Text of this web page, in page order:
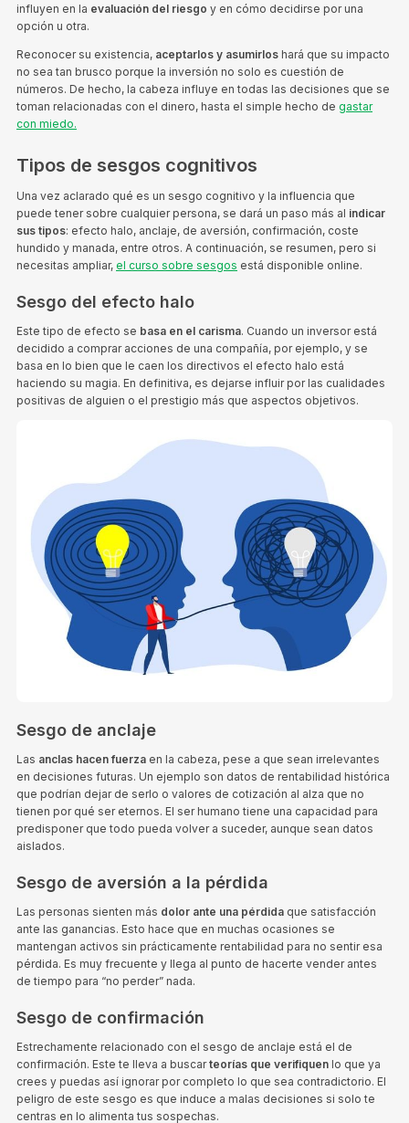
influyen en la evaluación del riesgo y en cómo decidirse por una
opción u otra.
Reconocer su existencia, aceptarlos y asumirlos hará que su impacto
no sea tan brusco porque la inversión no solo es cuestión de
números. De hecho, la cabeza influye en todas las decisiones que se
toman relacionadas con el dinero, hasta el simple hecho de gastar
con miedo.
Tipos de sesgos cognitivos
Una vez aclarado qué es un sesgo cognitivo y la influencia que
puede tener sobre cualquier persona, se dará un paso más al indicar
sus tipos: efecto halo, anclaje, de aversión, confirmación, coste
hundido y manada, entre otros. A continuación, se resumen, pero si
necesitas ampliar, el curso sobre sesgos está disponible online.
Sesgo del efecto halo
Este tipo de efecto se basa en el carisma. Cuando un inversor está
decidido a comprar acciones de una compañía, por ejemplo, y se
basa en lo bien que le caen los directivos el efecto halo está
haciendo su magia. En definitiva, es dejarse influir por las cualidades
positivas de alguien o el prestigio más que aspectos objetivos.
Sesgo de anclaje
Las anclas hacen fuerza en la cabeza, pese a que sean irrelevantes
en decisiones futuras. Un ejemplo son datos de rentabilidad histórica
que podrían dejar de serlo o valores de cotización al alza que no
tienen por qué ser eternos. El ser humano tiene una capacidad para
predisponer que todo pueda volver a suceder, aunque sean datos
aislados.
Sesgo de aversión a la pérdida
Las personas sienten más dolor ante una pérdida que satisfacción
ante las ganancias. Esto hace que en muchas ocasiones se
mantengan activos sin prácticamente rentabilidad para no sentir esa
pérdida. Es muy frecuente y llega al punto de hacerte vender antes
de tiempo para “no perder” nada.
Sesgo de confirmación
Estrechamente relacionado con el sesgo de anclaje está el de
confirmación. Este te lleva a buscarteorías que verifiquen lo que ya
crees y puedas así ignorar por completo lo que sea contradictorio. El
peligro de este sesgo es que induce a malas decisiones si solo te
centras en lo alimenta tus sospechas.